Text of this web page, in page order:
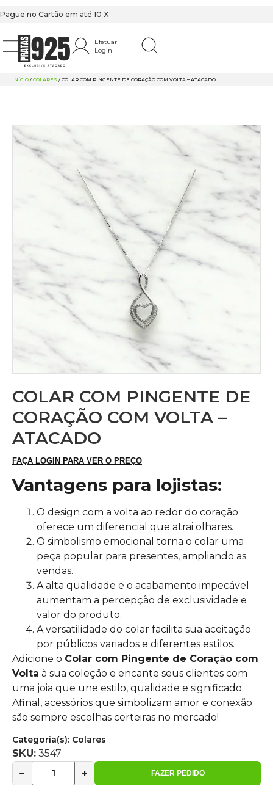
Pague no Cartão em até 10 X
Efetuar
Login
INÍCIO / COLARES / COLAR COM PINGENTE DE CORAÇÃO COM VOLTA – ATACADO
COLAR COM PINGENTE DE
CORAÇÃO COM VOLTA –
ATACADO
FAÇA LOGIN PARA VER O PREÇO
Vantagens para lojistas:
O design com a volta ao redor do coração
oferece um diferencial que atrai olhares.
O simbolismo emocional torna o colar uma
peça popular para presentes, ampliando as
vendas.
A alta qualidade e o acabamento impecável
aumentam a percepção de exclusividade e
valor do produto.
A versatilidade do colar facilita sua aceitação
por públicos variados e diferentes estilos.
Adicione o Colar com Pingente de Coração com
Volta à sua coleção e encante seus clientes com
uma joia que une estilo, qualidade e significado.
Afinal, acessórios que simbolizam amor e conexão
são sempre escolhas certeiras no mercado!
Categoria(s): Colares
SKU: 3547
− + FAZER PEDIDO